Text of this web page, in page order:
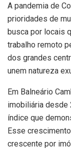
A pandemia de
prioridades de
busca por locais
trabalho remoto
dos grandes
unem natureza
Em Balneário
imobiliária desde
índice que
Esse
crescente por